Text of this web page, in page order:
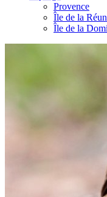
Provence
Île de la
Île de la